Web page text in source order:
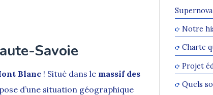
Savoie
Blanc ! Situé dans le massif des
d’une situation géographique
Supernova
Notre
Charte
Projet
Quels